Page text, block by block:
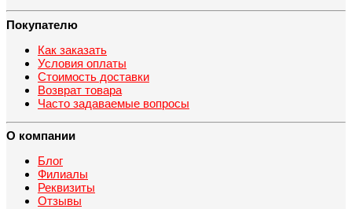
Покупателю
Как заказать
Условия оплаты
Стоимость доставки
Возврат товара
Часто задаваемые вопросы
О компании
Блог
Филиалы
Реквизиты
Отзывы